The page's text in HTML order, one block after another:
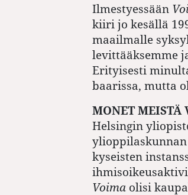
Ilmestyessään
kiiri jo kesällä
maailmalle
levittääksemme
Erityisesti
baarissa, mutta
MONET MEISTÄ
Helsingin
kyseisten
Voima olisi